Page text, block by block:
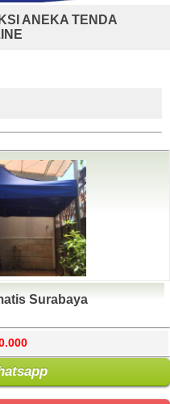
ANEKA TENDA
Surabaya